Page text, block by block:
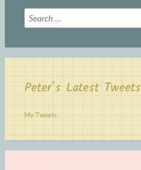
Search
for:
Peter’s Latest Tweets
My Tweets